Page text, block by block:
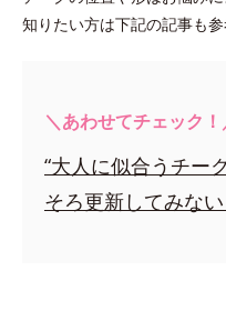
知りたい方は下記の記事も参
＼あわせてチェック！
“大人に似合うチー
そろ更新してみない